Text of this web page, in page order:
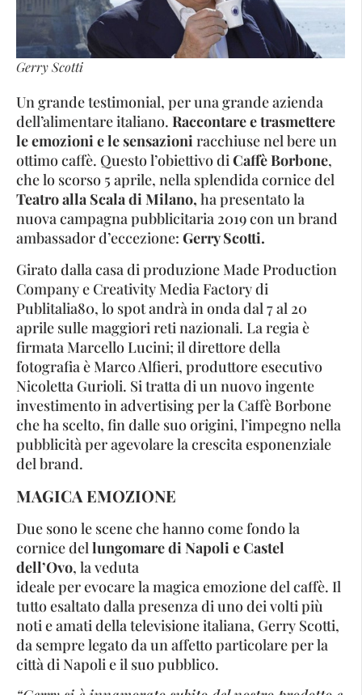
Gerry Scotti
Un grande testimonial, per una grande azienda
dell’alimentare italiano. Raccontare e trasmettere
le emozioni e le sensazioniracchiuse nel bere un
ottimo caffè. Questo l’obiettivo diCaffè Borbone,
che lo scorso 5 aprile, nella splendida cornice del
Teatro alla Scala di Milano, ha presentato la
nuova campagna pubblicitaria 2019 con un brand
ambassador d’eccezione: Gerry Scotti.
Girato dalla casa di produzione Made Production
Company e Creativity Media Factory di
Publitalia80, lo spot andrà in onda dal 7 al 20
aprile sulle maggiori reti nazionali. La regia è
firmata Marcello Lucini; il direttore della
fotografia è Marco Alfieri, produttore esecutivo
Nicoletta Gurioli. Si tratta di un nuovo ingente
investimento in advertising per la Caffè Borbone
che ha scelto, fin dalle suo origini, l’impegno nella
pubblicità per agevolare la crescita esponenziale
del brand.
MAGICA EMOZIONE
Due sono le scene che hanno come fondo la
cornice del lungomare di Napoli e Castel
dell’Ovo, la veduta
ideale per evocare la magica emozione del caffè. Il
tutto esaltato dalla presenza di uno dei volti più
noti e amati della televisione italiana, Gerry Scotti,
da sempre legato da un affetto particolare per la
città di Napoli e il suo pubblico.